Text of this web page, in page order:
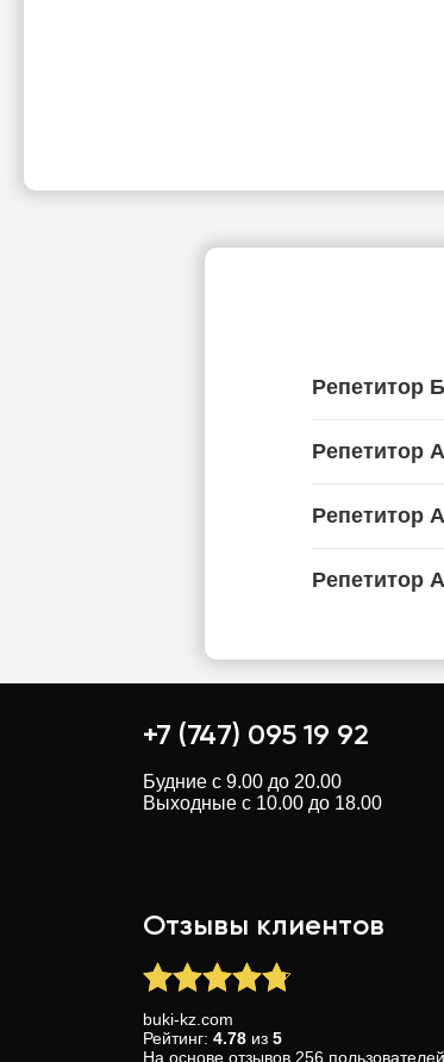
Репетитор
Репетитор
Репетитор
Репетитор
+7 (747) 095 19 92
Будние с 9.00 до 20.00
Выходные с 10.00 до 18.00
Отзывы клиентов
buki-kz.com
Рейтинг: 4.78 из 5
На основе отзывов 256 пользователей